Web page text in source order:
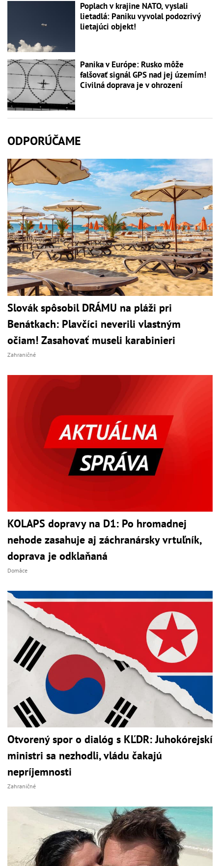
Poplach v krajine NATO, vyslali
lietadlá: Paniku vyvolal podozrivý
lietajúci objekt!
Panika v Európe: Rusko môže
falšovať signál GPS nad jej územím!
Civilná doprava je v ohrození
ODPORÚČAME
Slovák spôsobil DRÁMU na pláži pri
Benátkach: Plavčíci neverili vlastným
očiam! Zasahovať museli karabinieri
Zahraničné
KOLAPS dopravy na D1: Po hromadnej
nehode zasahuje aj záchranársky vrtuľník,
doprava je odklaňaná
Domáce
Otvorený spor o dialóg s KĽDR: Juhokórejskí
ministri sa nezhodli, vládu čakajú
nepríjemnosti
Zahraničné